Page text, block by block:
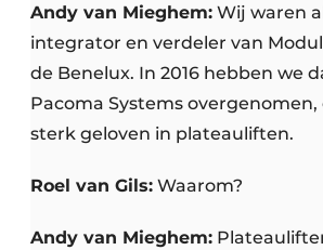
Andy van Mieghem: Wij waren
integrator en verdeler van
de Benelux. In 2016 hebben we
Pacoma Systems
sterk geloven in plateauliften.
Roel van Gils: Waarom?
Andy van Mieghem: